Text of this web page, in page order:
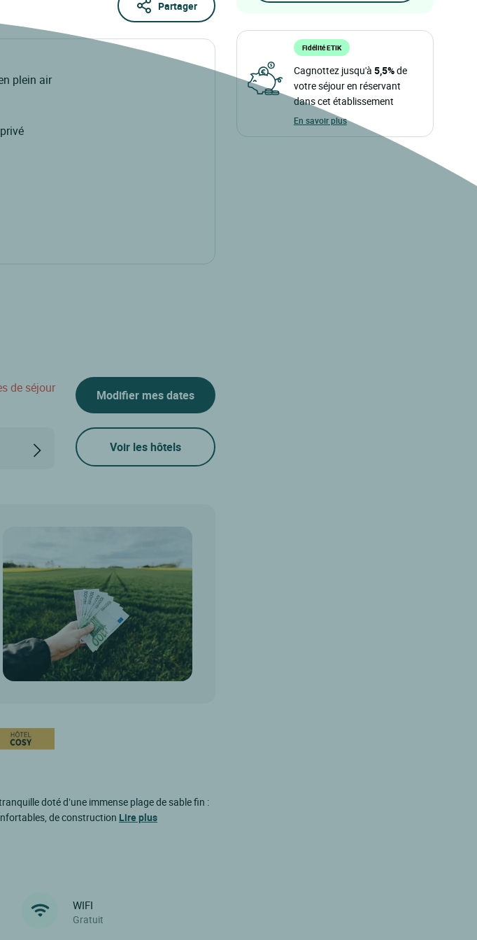
Partager
plein air
de séjour
Modifier mes dates
Voir les hôtels
doté d’une immense plage de sable fin :
de construction Lire plus
WIFI
Gratuit
Fidélité ETIK
Cagnottez jusqu'à 5,5%de
votre séjour en réservant
dans cet établissement
En savoir plus